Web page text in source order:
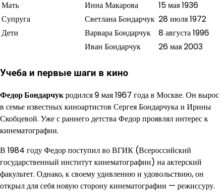
Мать
Инна Макарова
15 мая 1936
Супруга
Светлана Бондарчук 28 июля 1972
Дети
Варвара Бондарчук
8 августа 1996
Иван Бондарчук
26 мая 2003
Учеба и первые шаги в кино
Федор Бондарчукродился 9 мая 1967 года в Москве. Он вырос
в семье известных киноартистов Сергея Бондарчука и Ирины
Скобцевой. Уже с раннего детства Федор проявлял интерес к
кинематографии.
В 1984 году Федор поступил во ВГИК (Всероссийский
государственный институт кинематографии) на актерский
факультет. Однако, к своему удивлению и удовольствию, он
открыл для себя новую сторону кинематографии — режиссуру.